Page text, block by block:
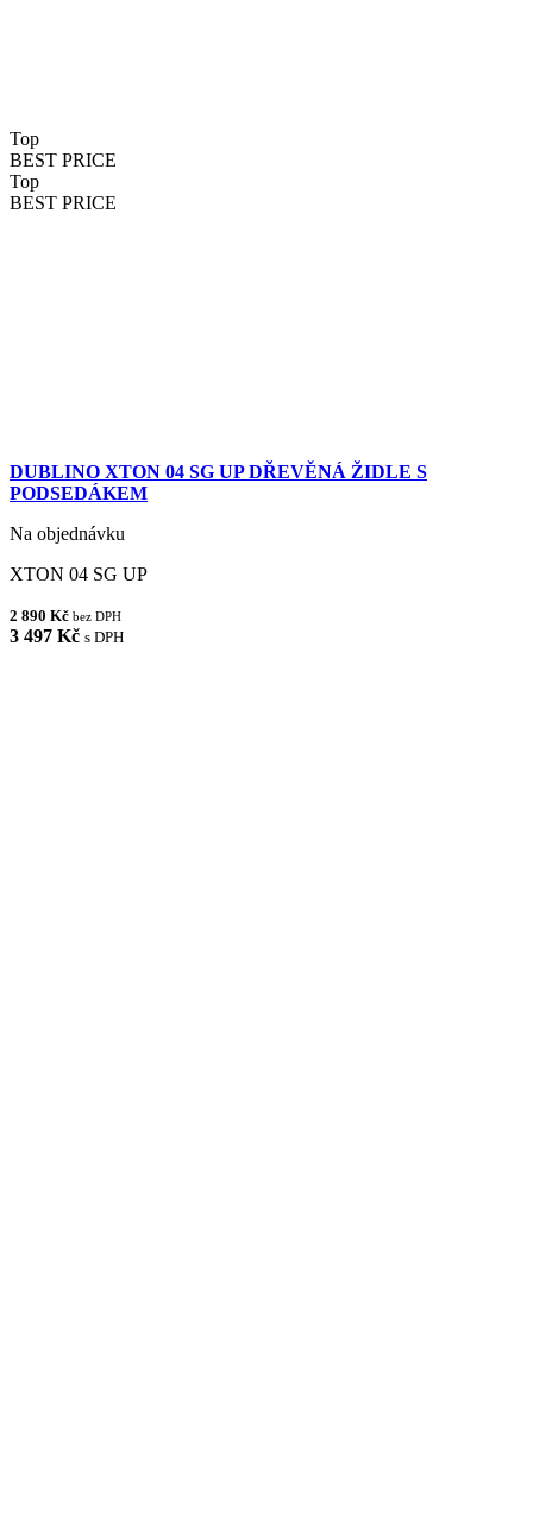
Top
BEST PRICE
Top
BEST PRICE
DUBLINO XTON 04 SG UP DŘEVĚNÁ ŽIDLE S
PODSEDÁKEM
Na objednávku
XTON 04 SG UP
2 890 Kč bez DPH
3 497 Kč s DPH